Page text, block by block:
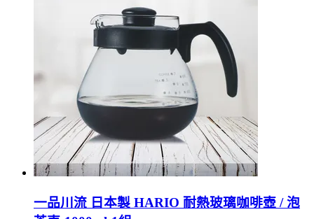
一品川流 日本製 HARIO 耐熱玻璃咖啡壺 / 泡